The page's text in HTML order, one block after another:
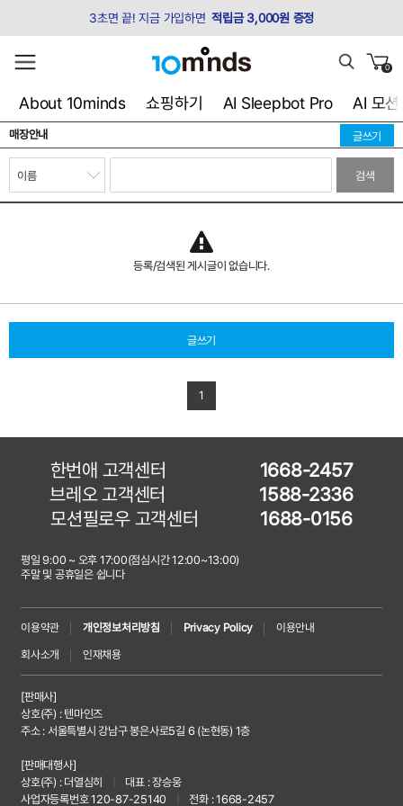
3초면 끝! 지금 가입하면 적립금 3,000원 증정
0
About 10minds 쇼핑하기 AI Sleepbot Pro AI 모션
매장안내 글쓰기
검색
등록/검색된 게시글이 없습니다.
글쓰기
1
한번애 고객센터
1668-2457
브레오 고객센터
1588-2336
모션필로우 고객센터
1688-0156
평일 9:00 ~ 오후 17:00(점심시간 12:00~13:00)
주말 및 공휴일은 쉽니다
이용약관 개인정보처리방침 Privacy Policy
이용안내
회사소개
인재채용
[판매사]
상호(주) : 텐마인즈
주소 : 서울특별시 강남구 봉은사로5길 6 (논현동) 1층
[판매대행사]
상호(주) : 더열심히
대표 : 장승웅
사업자등록번호 120-87-25140
전화 : 1668-2457